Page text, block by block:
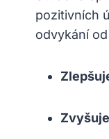
pozitivních
odvykání